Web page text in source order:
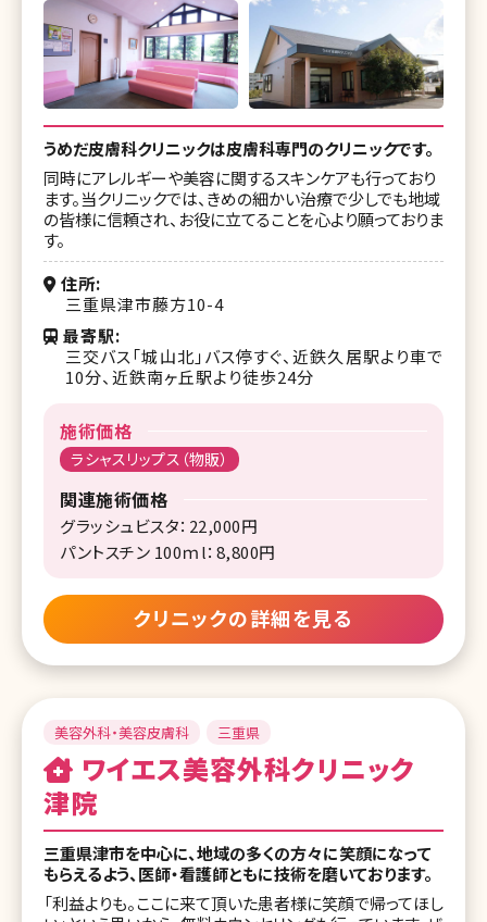
うめだ皮膚科クリニックは皮膚科専門のクリニックです。
同時にアレルギーや美容に関するスキンケアも行っており
ます。当クリニックでは、きめの細かい治療で少しでも地域
の皆様に信頼され、お役に立てることを心より願っておりま
す。
住所
三重県津市藤方10-4
最寄駅
三交バス「城山北」バス停すぐ、近鉄久居駅より車で
10分、近鉄南ヶ丘駅より徒歩24分
施術価格
ラシャスリップス（物販）
関連施術価格
グラッシュビスタ：22,000円
パントスチン 100ｍl：8,800円
クリニックの詳細を見る
美容外科・美容皮膚科 三重県
ワイエス美容外科クリニック
津院
三重県津市を中心に、地域の多くの方々に笑顔になって
もらえるよう、医師・看護師ともに技術を磨いております。
「利益よりも。ここに来て頂いた患者様に笑顔で帰ってほし